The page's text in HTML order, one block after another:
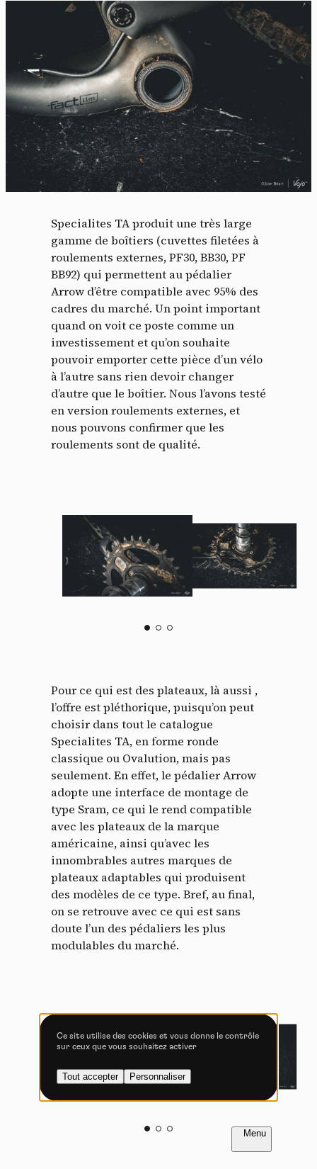
Specialites TA produit une très large
gamme de boîtiers (cuvettes filetées à
roulements externes, PF30, BB30, PF
BB92) qui permettent au pédalier
Arrow d’être compatible avec 95% des
cadres du marché. Un point important
quand on voit ce poste comme un
investissement et qu’on souhaite
pouvoir emporter cette pièce d’un vélo
à l’autre sans rien devoir changer
d’autre que le boîtier. Nous l’avons testé
en version roulements externes, et
nous pouvons confirmer que les
roulements sont de qualité.
Pour ce qui est des plateaux, là aussi ,
l’offre est pléthorique, puisqu’on peut
choisir dans tout le catalogue
Specialites TA, en forme ronde
classique ou Ovalution, mais pas
seulement. En effet, le pédalier Arrow
adopte une interface de montage de
type Sram, ce qui le rend compatible
avec les plateaux de la marque
américaine, ainsi qu’avec les
innombrables autres marques de
plateaux adaptables qui produisent
des modèles de ce type. Bref, au final,
on se retrouve avec ce qui est sans
doute l’un des pédaliers les plus
modulables du marché.
Introduction
Panneau de gestion des
cookies
En autorisant ces services tiers, vous acceptez le dépôt et la
lecture de cookies et l'utilisation de technologies de suivi
nécessaires à leur bon fonctionnement.
Politique de confidentialité
Tout accepter Tout refuser
Vidéos
Vimeo interdit -Ce service peut déposer
Autoriser Interdire
YouTube interdit -
déposer 4 cookies.
Ce site utilise des cookies et vous donne le contrôle
sur ceux que vous souhaitez activer
Tout accepter Personnaliser